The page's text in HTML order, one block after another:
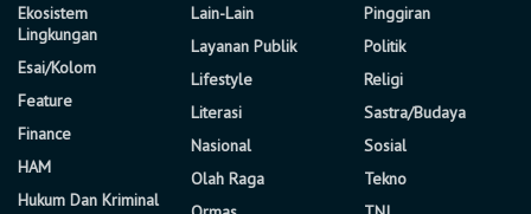
Ekosistem
Lingkungan
Esai/Kolom
Feature
Finance
HAM
Hukum Dan Kriminal
Lain-Lain
Layanan Publik
Lifestyle
Literasi
Nasional
Olah Raga
Pinggiran
Politik
Religi
Sastra/Budaya
Sosial
Tekno